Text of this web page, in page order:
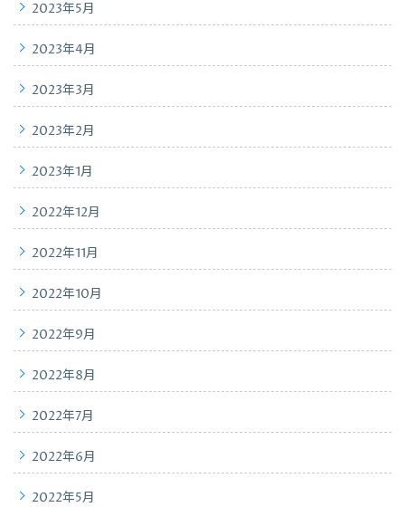
2023年5月
2023年4月
2023年3月
2023年2月
2023年1月
2022年12月
2022年11月
2022年10月
2022年9月
2022年8月
2022年7月
2022年6月
2022年5月